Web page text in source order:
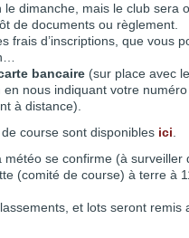
le dimanche, mais le club sera
de documents ou règlement.
frais d’inscriptions, que vous
bancaire (sur place avec
en nous indiquant votre
à distance).
course sont disponibles ici.
météo se confirme (à
(comité de course) à terre à
et lots seront remis